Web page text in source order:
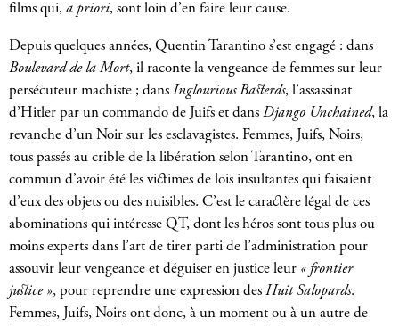
films qui, a priori, sont loin d’en faire leur cause.
Depuis quelques années, Quentin Tarantino s’est engagé : dans
Boulevard de la Mort, il raconte la vengeance de femmes sur leur
persécuteur machiste ; dans Inglourious Basterds, l’assassinat
d’Hitler par un commando de Juifs et dans Django Unchained, la
revanche d’un Noir sur les esclavagistes. Femmes, Juifs, Noirs,
tous passés au crible de la libération selon Tarantino, ont en
commun d’avoir été les victimes de lois insultantes qui faisaient
d’eux des objets ou des nuisibles. C’est le caractère légal de ces
abominations qui intéresse QT, dont les héros sont tous plus ou
moins experts dans l’art de tirer parti de l’administration pour
assouvir leur vengeance et déguiser en justice leur « frontier
justice », pour reprendre une expression des Huit Salopards.
Femmes, Juifs, Noirs ont donc, à un moment ou à un autre de